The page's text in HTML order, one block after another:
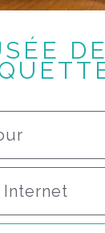
Internet